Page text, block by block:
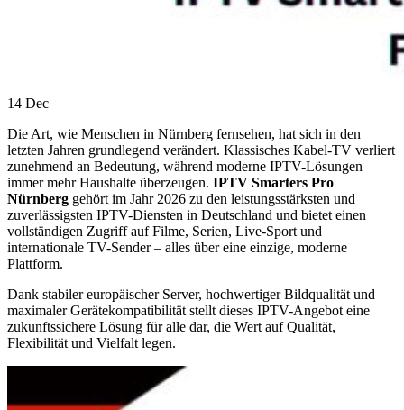
14 Dec
Die Art, wie Menschen in Nürnberg fernsehen, hat sich in den
letzten Jahren grundlegend verändert. Klassisches Kabel-TV verliert
zunehmend an Bedeutung, während moderne IPTV-Lösungen
immer mehr Haushalte überzeugen. IPTV Smarters Pro
Nürnberg gehört im Jahr 2026 zu den leistungsstärksten und
zuverlässigsten IPTV-Diensten in Deutschland und bietet einen
vollständigen Zugriff auf Filme, Serien, Live-Sport und
internationale TV-Sender – alles über eine einzige, moderne
Plattform.
Dank stabiler europäischer Server, hochwertiger Bildqualität und
maximaler Gerätekompatibilität stellt dieses IPTV-Angebot eine
zukunftssichere Lösung für alle dar, die Wert auf Qualität,
Flexibilität und Vielfalt legen.